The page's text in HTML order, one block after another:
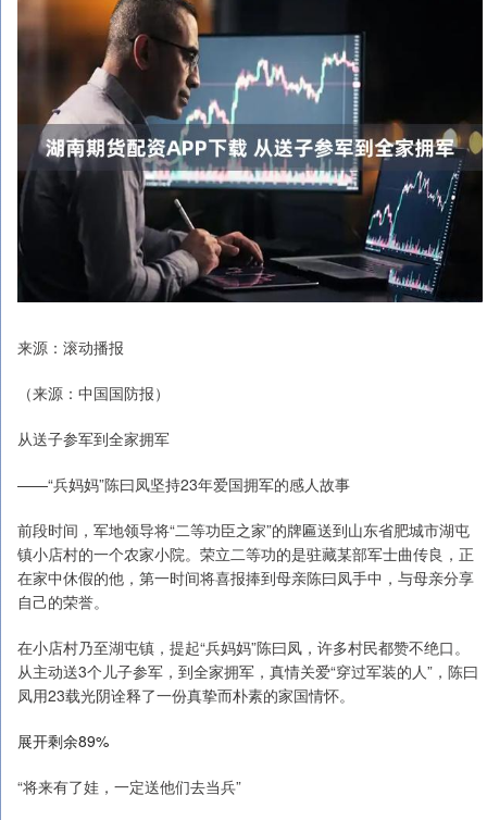
来源：滚动播报
（来源：中国国防报）
从送子参军到全家拥军
——“兵妈妈”陈曰凤坚持23年爱国拥军的感人故事
前段时间，军地领导将“二等功臣之家”的牌匾送到山东省肥城市湖屯
镇小店村的一个农家小院。荣立二等功的是驻藏某部军士曲传良，正
在家中休假的他，第一时间将喜报捧到母亲陈曰凤手中，与母亲分享
自己的荣誉。
在小店村乃至湖屯镇，提起“兵妈妈”陈曰凤，许多村民都赞不绝口。
从主动送3个儿子参军，到全家拥军，真情关爱“穿过军装的人”，陈曰
凤用23载光阴诠释了一份真挚而朴素的家国情怀。
展开剩余89%
“将来有了娃，一定送他们去当兵”